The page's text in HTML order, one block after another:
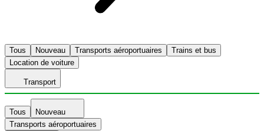
Tous Nouveau Transports aéroportuaires
Trains et bus
Location de voiture
Transport
Tous
Nouveau
Transports aéroportuaires